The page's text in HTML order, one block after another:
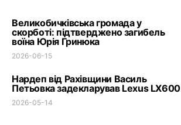
Великобичківська громада у
скорботі: підтверджено загибель
воїна Юрія Гринюка
2026-06-15
Нардеп від Рахівщини Василь
Петьовка задекларував Lexus LX600
2026-05-14